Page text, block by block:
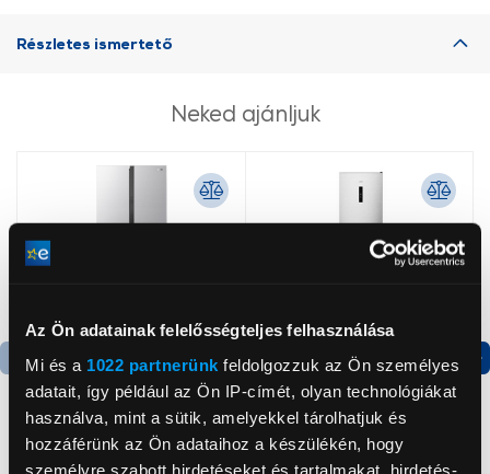
Az Ön adatainak felelősségteljes felhasználása
Mi és a 1022 partnerünk feldolgozzuk az Ön személyes
adatait, így például az Ön IP-címét, olyan technológiákat
használva, mint a sütik, amelyekkel tárolhatjuk és
hozzáférünk az Ön adataihoz a készülékén, hogy
személyre szabott hirdetéseket és tartalmakat, hirdetés-
Részletes ismertető
Neked ajánljuk
Termék adatlap
Gorenje NRS8182KX Side
Termék adatlap
Gorenje N619EAXL4